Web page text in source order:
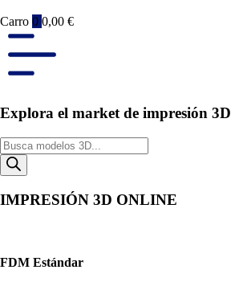
Carro 0 0,00 €
Explora el market de impresión 3D
Búsqueda
de
productos
IMPRESIÓN 3D ONLINE
FDM Estándar